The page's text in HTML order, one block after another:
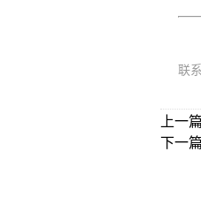
联
上一
下一篇